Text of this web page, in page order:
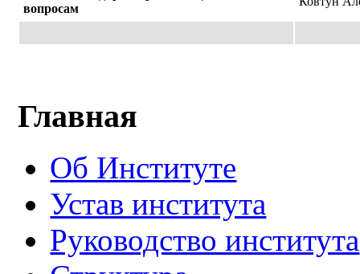
вопросам
Главная
Об Институте
Устав института
Руководство института